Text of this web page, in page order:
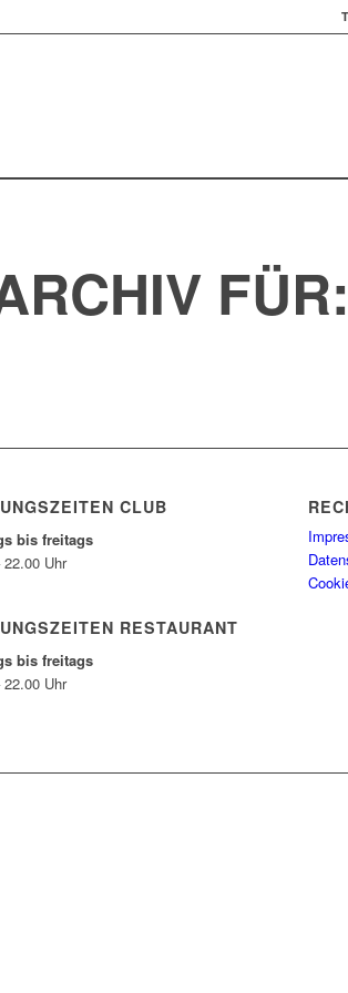
FÜR:
CLUB
bis freitags
Uhr
RESTAURANT
bis freitags
Uhr